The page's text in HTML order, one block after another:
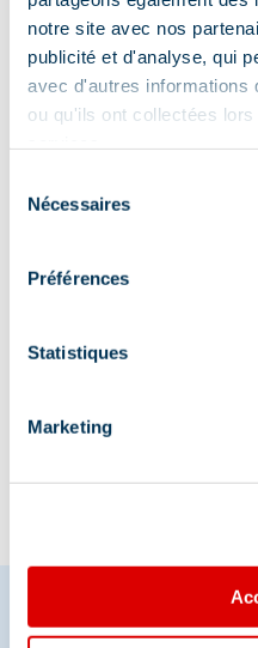
notre site avec nos
publicité et d'analyse, qui
avec d'autres informations
ou qu'ils ont collectées
Nécessaires
Préférences
Statistiques
Marketing
Address
Galerie commerciale